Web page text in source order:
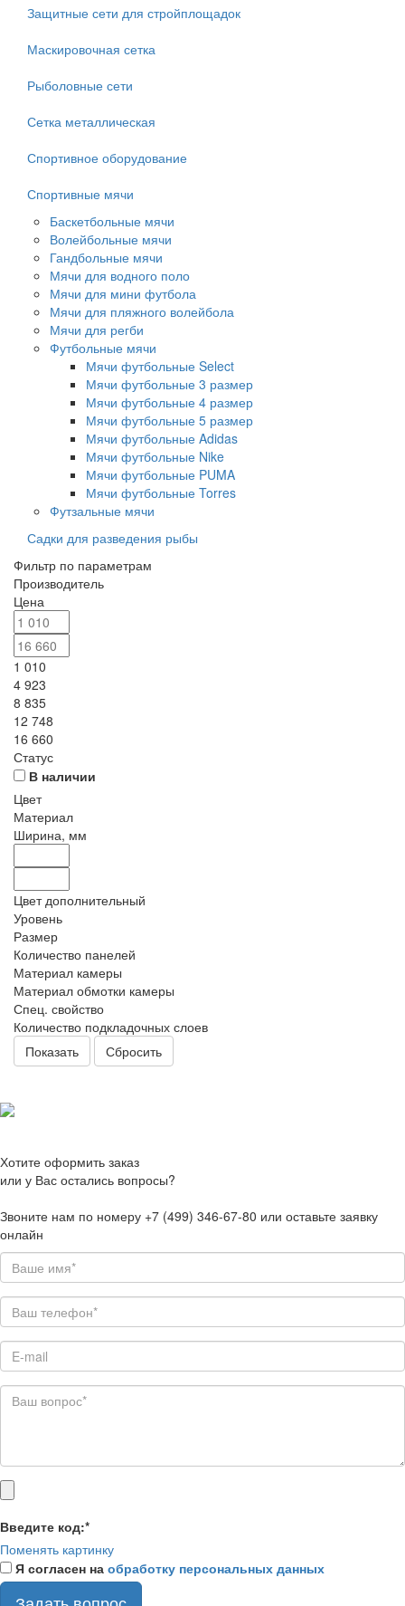
Защитные сети для стройплощадок
Маскировочная сетка
Рыболовные сети
Сетка металлическая
Спортивное оборудование
Спортивные мячи
Баскетбольные мячи
Волейбольные мячи
Гандбольные мячи
Мячи для водного поло
Мячи для мини футбола
Мячи для пляжного волейбола
Мячи для регби
Футбольные мячи
Мячи футбольные Select
Мячи футбольные 3 размер
Мячи футбольные 4 размер
Мячи футбольные 5 размер
Мячи футбольные Adidas
Мячи футбольные Nike
Мячи футбольные PUMA
Мячи футбольные Torres
Футзальные мячи
Садки для разведения рыбы
Фильтр по параметрам
Производитель
Цена
1 010
4 923
8 835
12 748
16 660
Статус
В наличии
Цвет
Материал
Ширина, мм
Цвет дополнительный
Уровень
Размер
Количество панелей
Материал камеры
Материал обмотки камеры
Спец. свойство
Количество подкладочных слоев
Сбросить
Хотите оформить заказ
или у Вас остались вопросы?
Звоните нам по номеру +7 (499) 346-67-80 или оставьте заявку
онлайн
Введите код:*
Поменять картинку
Я согласен на обработку персональных данных